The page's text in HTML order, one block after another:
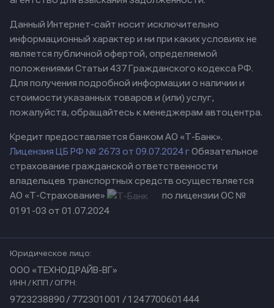
Данный Интернет-сайт носит исключительно
информационный характер и ни при каких условиях не
является публичной офертой, определяемой
положениями Статьи 437 Гражданского кодекса РФ.
Для получения подробной информации о наличии и
стоимости указанных товаров и (или) услуг,
пожалуйста, обращайтесь к менеджерам автоцентра.
Кредит предоставляется банком АО «Т-Банк».
Лицензия ЦБ РФ № 2673 от 09.07.2024 гОбязательное
страхование гражданской ответственности
владельцев транспортных средств осуществляется
АО «Т-Страхование»
по лицензии ОС №
0191-03 от 01.07.2024
Юридическое лицо:
ООО «ТЕХНОДРАЙВ-ВГ»
ИНН / КПП / ОГРН:
9723238890 / 772301001 / 1247700601444